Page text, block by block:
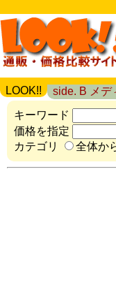
LOOK!! side. B メデ
キーワード
価格を指定
カテゴリ
全体か